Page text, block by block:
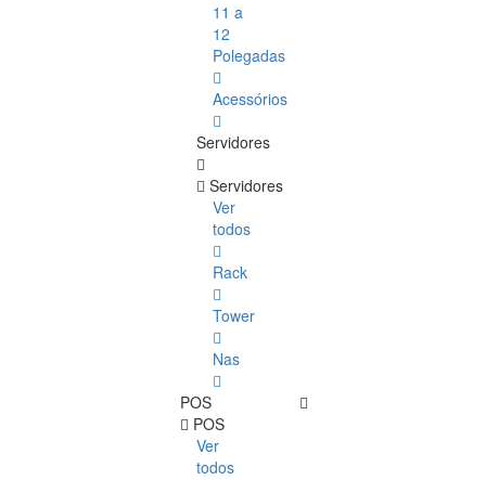
11 a
12
Polegadas
Acessórios
Servidores
Servidores
Ver
todos
Rack
Tower
Nas
POS
POS
Ver
todos